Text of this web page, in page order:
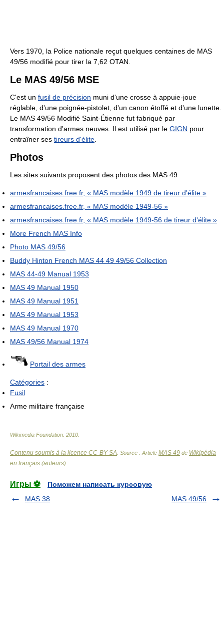
Vers 1970, la Police nationale reçut quelques centaines de MAS
49/56 modifié pour tirer la 7,62 OTAN.
Le MAS 49/56 MSE
C'est un fusil de précision muni d'une crosse à appuie-joue
réglable, d'une poignée-pistolet, d'un canon étoffé et d'une lunette.
Le MAS 49/56 Modifié Saint-Étienne fut fabriqué par
transformation d'armes neuves. Il est utilisé par le GIGN pour
entraîner ses tireurs d'élite.
Photos
Les sites suivants proposent des photos des MAS 49
armesfrancaises.free.fr, « MAS modèle 1949 de tireur d'élite »
armesfrancaises.free.fr, « MAS modèle 1949-56 »
armesfrancaises.free.fr, « MAS modèle 1949-56 de tireur d'élite »
More French MAS Info
Photo MAS 49/56
Buddy Hinton French MAS 44 49 49/56 Collection
MAS 44-49 Manual 1953
MAS 49 Manual 1950
MAS 49 Manual 1951
MAS 49 Manual 1953
MAS 49 Manual 1970
MAS 49/56 Manual 1974
Portail des armes
Catégories :
Fusil
Arme militaire française
Wikimedia Foundation. 2010.
Contenu soumis à la licence CC-BY-SA. Source : Article MAS 49 de Wikipédia
en français (auteurs)
Игры ⚽
Поможем написать курсовую
MAS 38
MAS 49/56